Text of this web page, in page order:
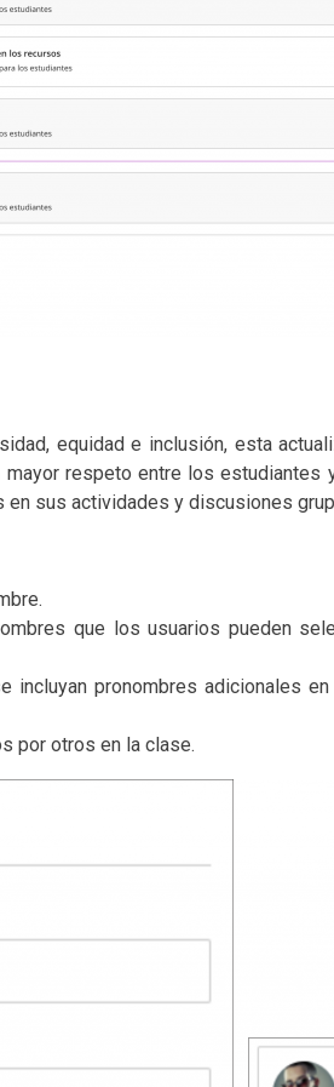
equidad e inclusión, esta
respeto entre los
en sus actividades y discusiones
que los usuarios pueden
incluyan pronombres adicionales
por otros en la clase.